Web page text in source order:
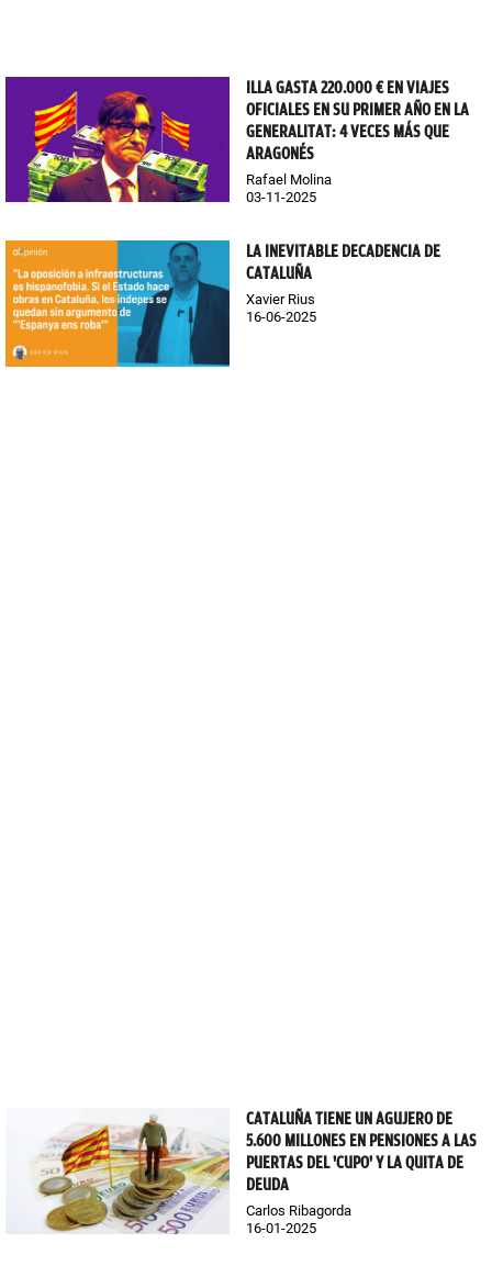
ILLA GASTA 220.000 € EN VIAJES
OFICIALES EN SU PRIMER AÑO EN LA
GENERALITAT: 4 VECES MÁS QUE
ARAGONÉS
Rafael Molina
03-11-2025
LA INEVITABLE DECADENCIA DE
CATALUÑA
Xavier Rius
16-06-2025
CATALUÑA TIENE UN AGUJERO DE
5.600 MILLONES EN PENSIONES A LAS
PUERTAS DEL 'CUPO' Y LA QUITA DE
DEUDA
Carlos Ribagorda
16-01-2025